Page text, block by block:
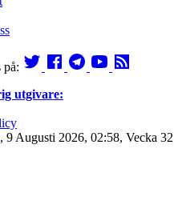
på:
utgivare:
9 Augusti 2026, 02:58, Vecka 32